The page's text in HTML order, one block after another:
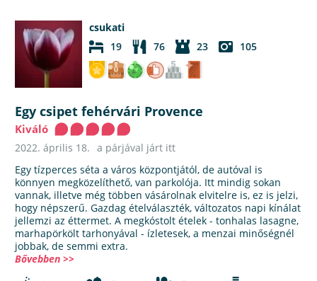
csukati
19
76 23 105
Egy csipet fehérvári Provence
Kiváló
2022. április 18. a párjával járt itt
Egy tízperces séta a város központjától, de autóval is
könnyen megközelíthető, van parkolója. Itt mindig sokan
vannak, illetve még többen vásárolnak elvitelre is, ez is jelzi,
hogy népszerű. Gazdag ételválaszték, változatos napi kínálat
jellemzi az éttermet. A megkóstolt ételek - tonhalas lasagne,
marhapörkölt tarhonyával - ízletesek, a menzai minőségnél
jobbak, de semmi extra.
Bővebben >>